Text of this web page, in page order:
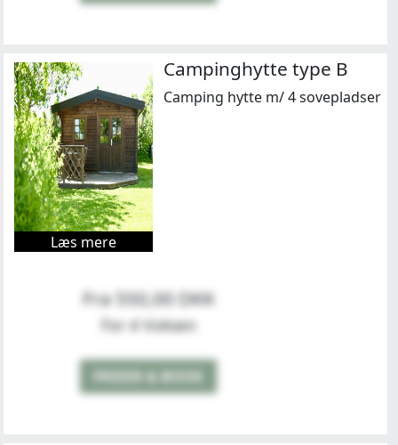
Læs mere
Campinghytte type B
Camping hytte m/ 4 sovepladser
Fra 550,00 DKK
For 4 Voksen
PRISER & BOOK